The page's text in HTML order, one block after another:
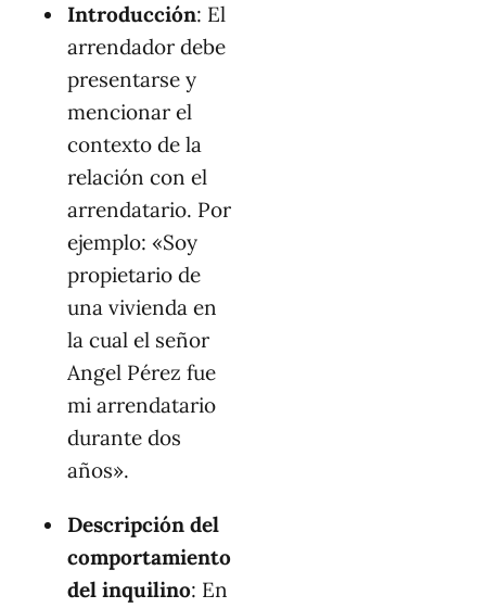
Introducción: El
arrendador debe
presentarse y
mencionar el
contexto de la
relación con el
arrendatario. Por
ejemplo: «Soy
propietario de
una vivienda en
la cual el señor
Angel Pérez fue
mi arrendatario
durante dos
años».
Descripción del
comportamiento
del inquilino: En